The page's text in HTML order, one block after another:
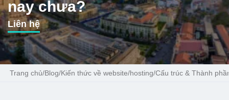
nay chưa?
Liên hệ
Trang chủ/Blog/Kiến thức về website/hosting/Cấu trúc & Thành